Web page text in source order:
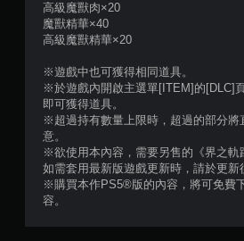
高級魔獸肉×20
魔獸精華×40
高級魔獸精華×20
※遊戲中也可獲得相同道具。
※於遊戲內開啟主選單[ITEM]的[DLC]
即可獲得道具。
※超過持有數量上限時，超過的部分將
意。
※欲使用本內容，需要另售的《界之軌
如需套用最新版遊戲更新時，請於更新
※購買本作PS5®版的內容，將可免費
容。